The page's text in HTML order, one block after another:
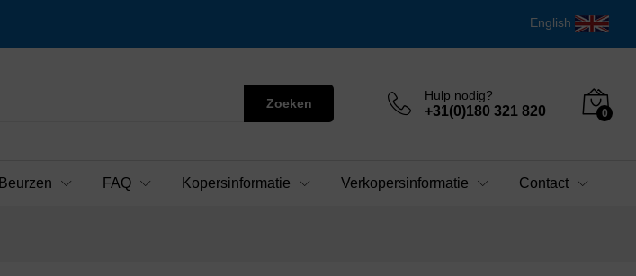
English
Zoeken
Hulp nodig?
+31(0)180 321 820 0
Beurzen FAQ Kopersinformatie Verkopersinformatie Contact